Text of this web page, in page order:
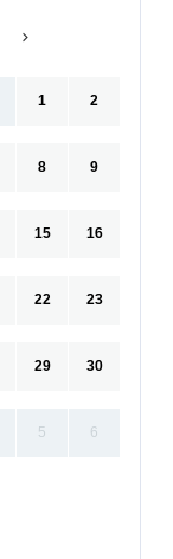
1 2
8 9
15 16
22 23
29 30
5 6